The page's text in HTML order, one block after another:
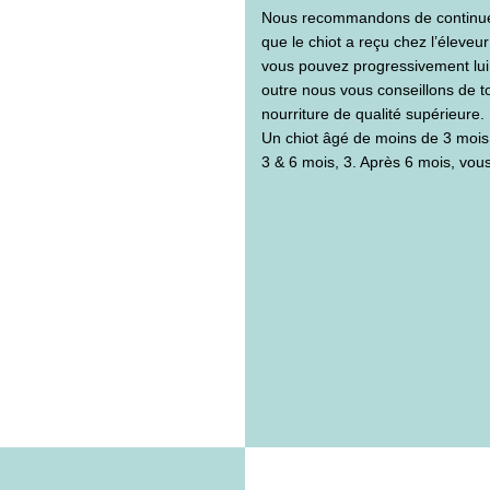
Nous recommandons de
que le chiot a reçu chez
vous pouvez progressivement
outre nous vous conseillons de
nourriture de qualité supérieure.
Un chiot âgé de moins de 3
3 & 6 mois, 3. Après 6 mois,